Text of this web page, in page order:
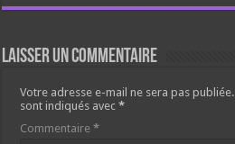
Laisser un commentaire
Votre adresse e-mail ne sera pas publiée.
sont indiqués avec*
Commentaire*